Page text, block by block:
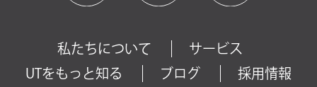
私たちについて
サービス
UTをもっと知る
ブログ 採用情報